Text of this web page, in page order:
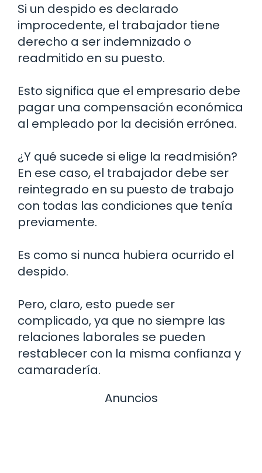
Si un despido es declarado
improcedente, el trabajador tiene
derecho a ser indemnizado o
readmitido en su puesto.
Esto significa que el empresario debe
pagar una compensación económica
al empleado por la decisión errónea.
¿Y qué sucede si elige la readmisión?
En ese caso, el trabajador debe ser
reintegrado en su puesto de trabajo
con todas las condiciones que tenía
previamente.
Es como si nunca hubiera ocurrido el
despido.
Pero, claro, esto puede ser
complicado, ya que no siempre las
relaciones laborales se pueden
restablecer con la misma confianza y
camaradería.
Anuncios